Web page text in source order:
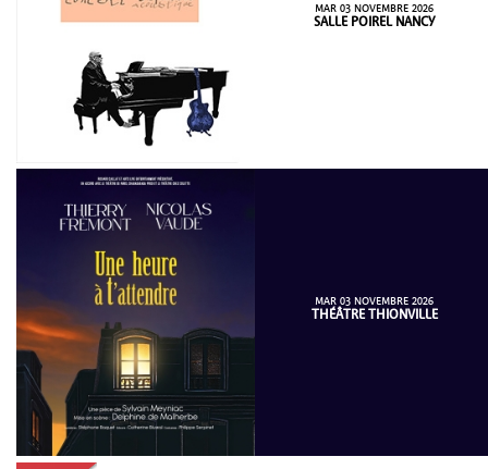
MAR 03 NOVEMBRE 2026
SALLE POIREL NANCY
MAR 03 NOVEMBRE 2026
THÉÂTRE THIONVILLE